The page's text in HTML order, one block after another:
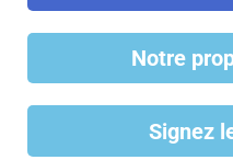
Notre
Signez